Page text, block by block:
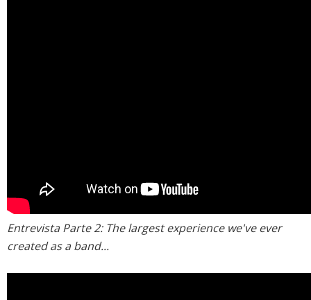
Entrevista Parte 2: The largest experience we've ever
created as a band...